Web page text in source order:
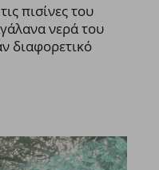
πισίνες του
νερά του
διαφορετικό